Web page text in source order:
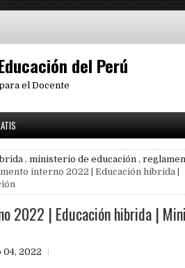
del Perú
el Docente
, ministerio de educación ,
interno 2022 | Educación hibrida |
2022 | Educación hibrida |
04, 2022